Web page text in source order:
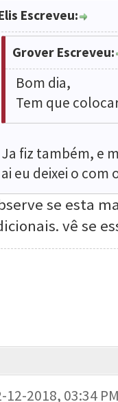
Escreveu:
Grover Escreveu:
Bom dia,
Tem que
Ja fiz também, e
ai eu deixei o com
se esta
vê se
12-2018, 03:34